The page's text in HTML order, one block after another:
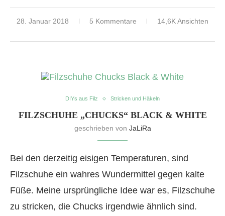
28. Januar 2018 5 Kommentare 14,6K Ansichten
DIYs aus Filz Stricken und Häkeln
FILZSCHUHE „CHUCKS“ BLACK & WHITE
geschrieben von JaLiRa
Bei den derzeitig eisigen Temperaturen, sind
Filzschuhe ein wahres Wundermittel gegen kalte
Füße. Meine ursprüngliche Idee war es, Filzschuhe
zu stricken, die Chucks irgendwie ähnlich sind.